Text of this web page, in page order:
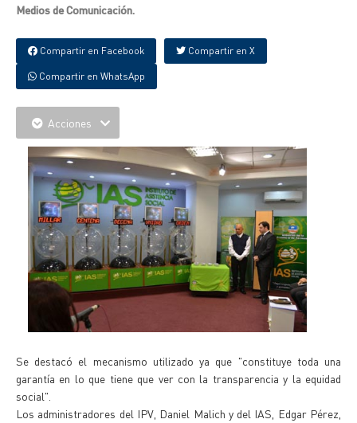
Medios de Comunicación.
Compartir en Facebook Compartir en X
Compartir en WhatsApp
Acciones
Se destacó el mecanismo utilizado ya que "constituye toda una
garantía en lo que tiene que ver con la transparencia y la equidad
social".
Los administradores del IPV, Daniel Malich y del IAS, Edgar Pérez,